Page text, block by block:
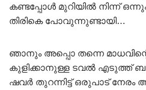
കണ്ടപ്പോൾ മുറിയിൽ നിന്ന്
തിരികെ പോവുന്നുണ്ടായി…
ഞാനും അപ്പൊ തന്നെ മാധവിന്റെ
കുളിക്കാനുള്ള ടവൽ എടുത്ത്
ഷവർ തുറന്നിട്ട്‌ ഒരുപാട് നേരം